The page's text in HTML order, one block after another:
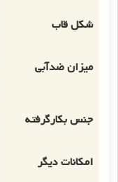
شکل قاب
میزان ضدآبی
جنس بکارگرفته
امکانات دیگر